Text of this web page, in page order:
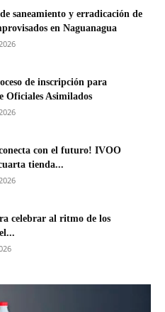
saneamiento y erradicación de
en Naguanagua
de inscripción para
Oficiales Asimilados
con el futuro! IVOO
tienda...
celebrar al ritmo de los